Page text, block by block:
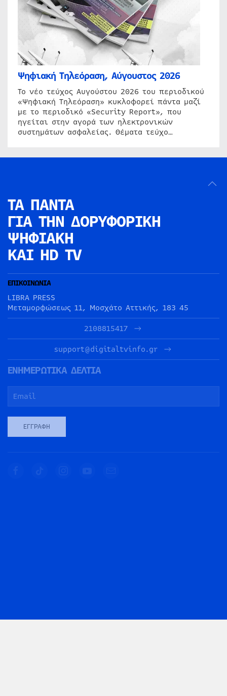
Ψηφιακή Τηλεόραση, Αύγουστος 2026
Το νέο τεύχος Αυγούστου 2026 του περιοδικού
«Ψηφιακή Τηλεόραση» κυκλοφορεί πάντα μαζί
με το περιοδικό «Security Report», που
ηγείται στην αγορά των ηλεκτρονικών
συστημάτων ασφαλείας. Θέματα τεύχο…
ΤΑ ΠΑΝΤΑ
ΓΙΑ ΤΗΝ ΔΟΡΥΦΟΡΙΚΗ
ΨΗΦΙΑΚΗ
ΚΑΙ HD TV
ΕΠΙΚΟΙΝΩΝΙΑ
LIBRA PRESS
Μεταμορφώσεως 11, Μοσχάτο Αττικής, 183 45
2108815417
support@digitaltvinfo.gr
ΕΝΗΜΕΡΩΤΙΚΑ ΔΕΛΤΙΑ
ΕΓΓΡΑΦΉ